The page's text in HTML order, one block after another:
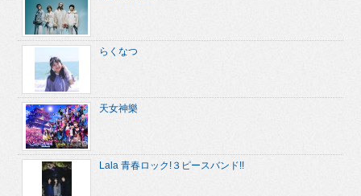
らくなつ
天女神樂
Lala 青春ロック!３ピースバンド!!